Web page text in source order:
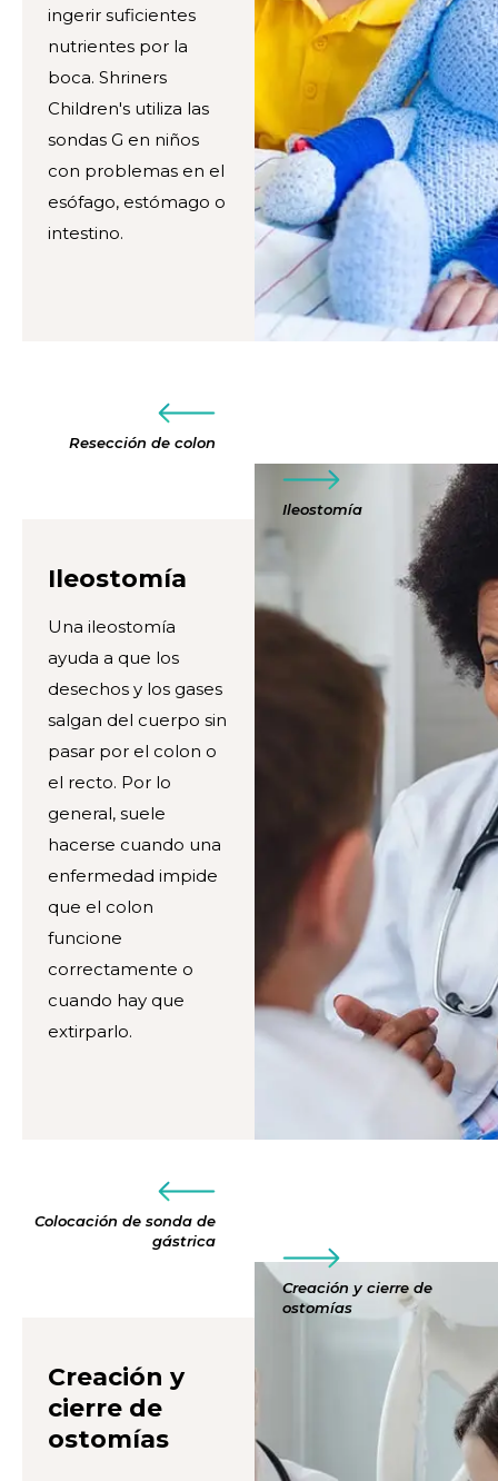
ingerir suficientes
nutrientes por la
boca. Shriners
Children's utiliza las
sondas G en niños
con problemas en el
esófago, estómago o
intestino.
Resección de colon
Ileostomía
Ileostomía
Una ileostomía
ayuda a que los
desechos y los gases
salgan del cuerpo sin
pasar por el colon o
el recto. Por lo
general, suele
hacerse cuando una
enfermedad impide
que el colon
funcione
correctamente o
cuando hay que
extirparlo.
Colocación de sonda de
gástrica
Creación y cierre de
ostomías
Creación y
cierre de
ostomías